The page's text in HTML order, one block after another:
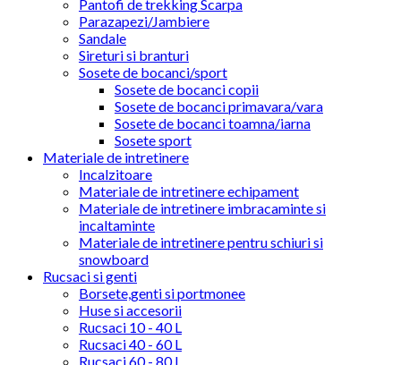
Pantofi de trekking Scarpa
Parazapezi/Jambiere
Sandale
Sireturi si branturi
Sosete de bocanci/sport
Sosete de bocanci copii
Sosete de bocanci primavara/vara
Sosete de bocanci toamna/iarna
Sosete sport
Materiale de intretinere
Incalzitoare
Materiale de intretinere echipament
Materiale de intretinere imbracaminte si
incaltaminte
Materiale de intretinere pentru schiuri si
snowboard
Rucsaci si genti
Borsete,genti si portmonee
Huse si accesorii
Rucsaci 10 - 40 L
Rucsaci 40 - 60 L
Rucsaci 60 - 80 L